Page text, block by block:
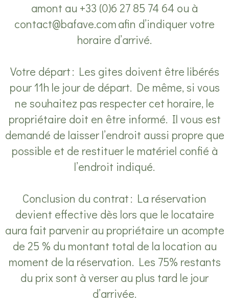
amont au +33 (0)6 27 85 74 64 ou à
contact@bafave.comafin d’indiquer votre
horaire d’arrivé.
Votre départ : Les gites doivent être libérés
pour 11h le jour de départ. De même, si vous
ne souhaitez pas respecter cet horaire, le
propriétaire doit en être informé. Il vous est
demandé de laisser l’endroit aussi propre que
possible et de restituer le matériel confié à
l’endroit indiqué.
Conclusion du contrat : La réservation
devient effective dès lors que le locataire
aura fait parvenir au propriétaire un acompte
de 25 % du montant total de la location au
moment de la réservation. Les 75% restants
du prix sont à verser au plus tard le jour
d’arrivée.